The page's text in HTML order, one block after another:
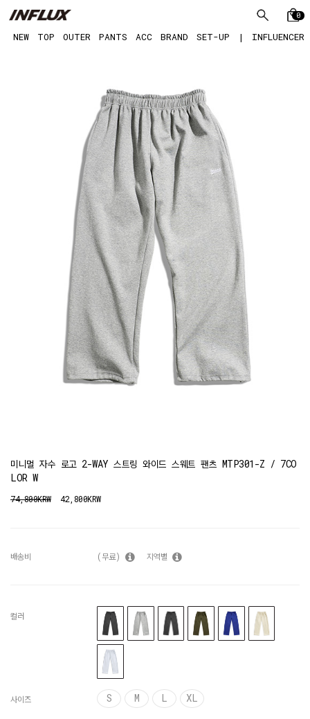
0
NEW TOP OUTER PANTS ACC BRAND SET-UP | INFLUENCER
미니멀 자수 로고 2-WAY 스트링 와이드 스웨트 팬츠 MTP301-Z / 7CO
LOR W
74,800KRW 42,800KRW
배송비 (무료) 지역별
컬러
사이즈 S M L XL